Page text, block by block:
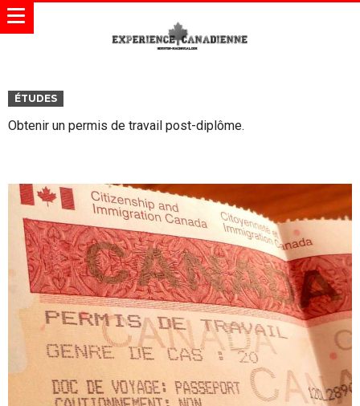
ÉTUDES
Obtenir un permis de travail post-diplôme.